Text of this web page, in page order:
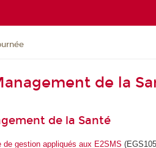
de la
de la Santé
gestion appliqués aux E2SMS